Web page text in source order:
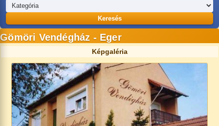
Keresés
Gömöri Vendégház - Eger
Képgaléria